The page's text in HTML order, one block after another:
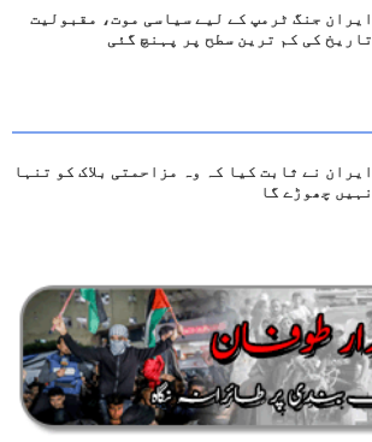
ایران جنگ ٹرمپ کے لیے سیاسی موت، مقبولیت
تاریخ کی کم ترین سطح پر پہنچ گئی
ایران نے ثابت کیا کہ وہ مزاحمتی بلاک کو تنہا
نہیں چھوڑے گا